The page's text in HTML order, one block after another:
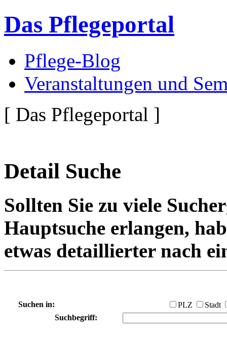
Das Pflegeportal
Pflege-Blog
Veranstaltungen und
[ Das Pflegeportal ]
Detail Suche
Sollten Sie zu viele
Hauptsuche erlangen,
etwas detaillierter nach
Suchen in: PLZ
Stadt
Suchbegriff: